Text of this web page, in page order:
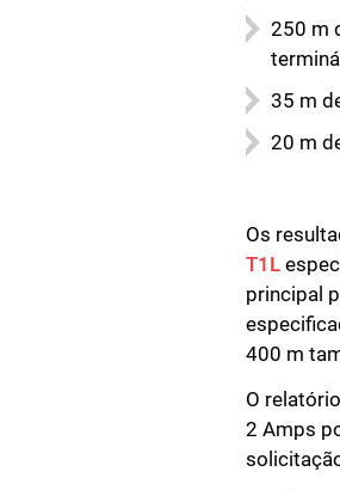
250 m
35 m
20 m
Os
T1L
principal
400 m
O
2 Amps